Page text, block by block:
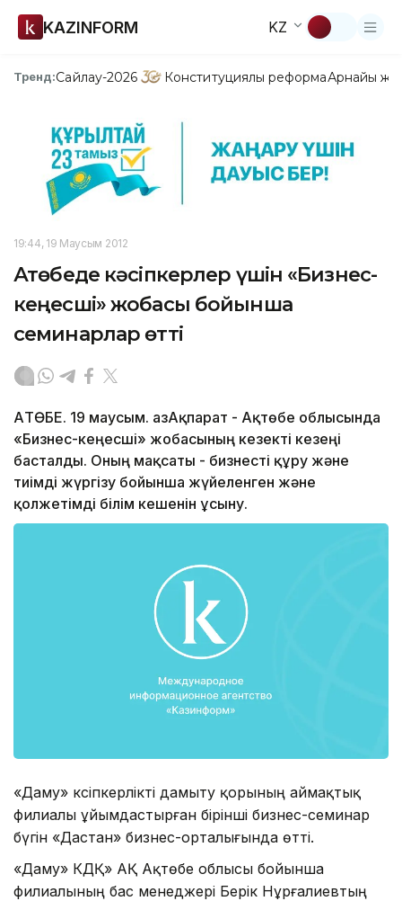
KAZINFORM KZ
Тренд:Сайлау-2026 Конституциялық реформаАрнайы
19:44, 19 Маусым 2012
Ақтөбеде кәсіпкерлер үшін «Бизнес-
кеңесші» жобасы бойынша
семинарлар өтті
АҚТӨБЕ. 19 маусым. ҚазАқпарат - Ақтөбе облысында
«Бизнес-кеңесші» жобасының кезекті кезеңі
басталды. Оның мақсаты - бизнесті құру және
тиімді жүргізу бойынша жүйеленген және
қолжетімді білім кешенін ұсыну.
«Даму» кәсіпкерлікті дамыту қорының аймақтық
филиалы ұйымдастырған бірінші бизнес-семинар
бүгін «Дастан» бизнес-орталығында өтті.
«Даму» КДҚ» АҚ Ақтөбе облысы бойынша
филиалының бас менеджері Берік Нұрғалиевтың